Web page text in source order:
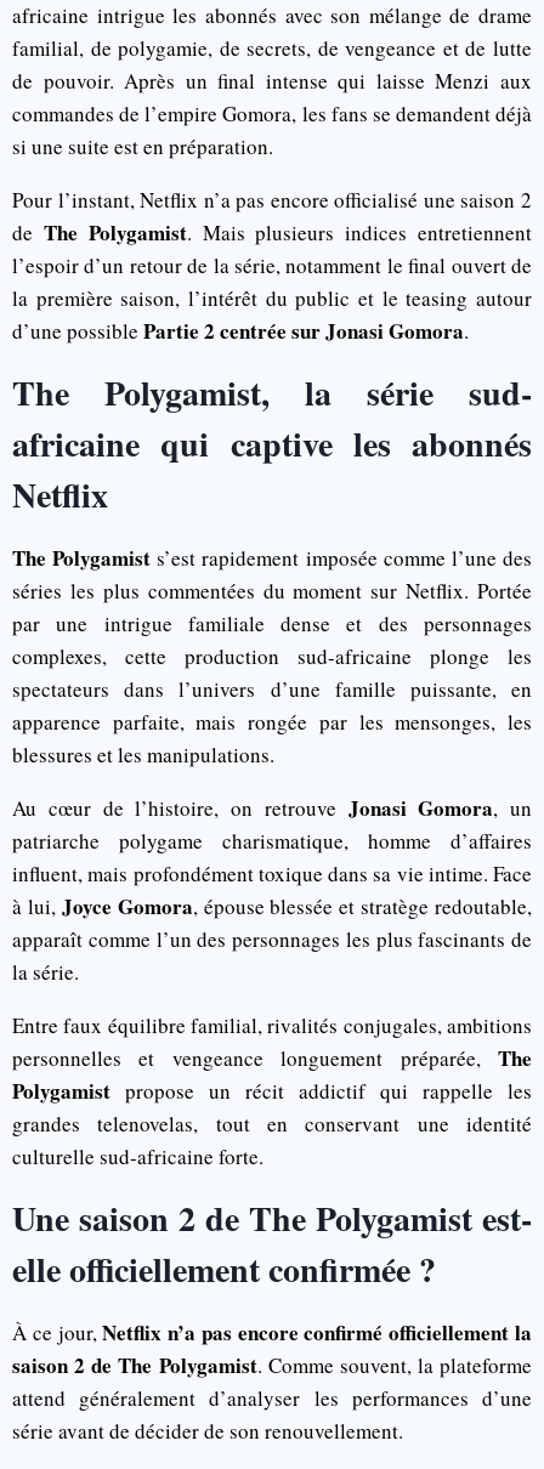
africaine intrigue les abonnés avec son mélange de drame
familial, de polygamie, de secrets, de vengeance et de lutte
de pouvoir. Après un final intense qui laisse Menzi aux
commandes de l’empire Gomora, les fans se demandent déjà
si une suite est en préparation.
Pour l’instant, Netflix n’a pas encore officialisé une saison 2
de The Polygamist. Mais plusieurs indices entretiennent
l’espoir d’un retour de la série, notamment le final ouvert de
la première saison, l’intérêt du public et le teasing autour
d’une possible Partie 2 centrée sur Jonasi Gomora.
The Polygamist, la série sud-
africaine qui captive les abonnés
Netflix
The Polygamist s’est rapidement imposée comme l’une des
séries les plus commentées du moment sur Netflix. Portée
par une intrigue familiale dense et des personnages
complexes, cette production sud-africaine plonge les
spectateurs dans l’univers d’une famille puissante, en
apparence parfaite, mais rongée par les mensonges, les
blessures et les manipulations.
Au cœur de l’histoire, on retrouve Jonasi Gomora, un
patriarche polygame charismatique, homme d’affaires
influent, mais profondément toxique dans sa vie intime. Face
à lui, Joyce Gomora, épouse blessée et stratège redoutable,
apparaît comme l’un des personnages les plus fascinants de
la série.
Entre faux équilibre familial, rivalités conjugales, ambitions
personnelles et vengeance longuement préparée, The
Polygamist propose un récit addictif qui rappelle les
grandes telenovelas, tout en conservant une identité
culturelle sud-africaine forte.
Une saison 2 de The Polygamist est-
elle officiellement confirmée ?
À ce jour,Netflix n’a pas encore confirmé officiellement la
saison 2 de The Polygamist. Comme souvent, la plateforme
attend généralement d’analyser les performances d’une
série avant de décider de son renouvellement.